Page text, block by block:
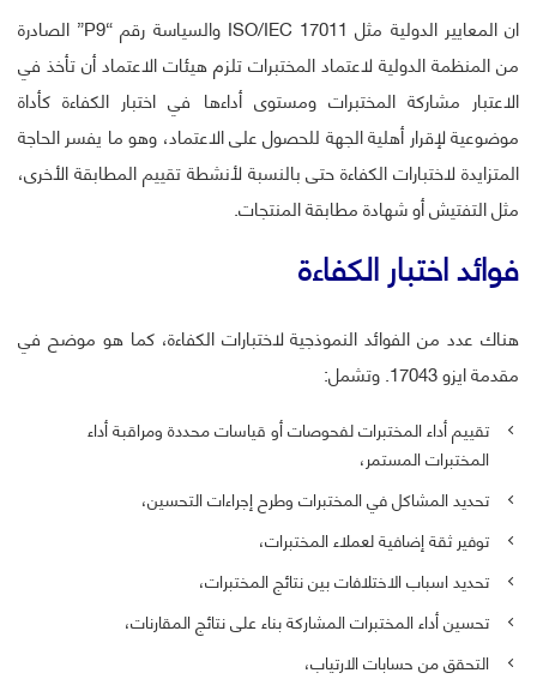
ان المعايير الدولية مثل ISO/IEC 17011 والسياسة رقم “P9” الصادرة
من المنظمة الدولية لاعتماد المختبرات تلزم هيئات الاعتماد أن تأخذ في
الاعتبار مشاركة المختبرات ومستوى أداءها في اختبار الكفاءة كأداة
موضوعية لإقرار أهلية الجهة للحصول على الاعتماد، وهو ما يفسر الحاجة
المتزايدة لاختبارات الكفاءة حتى بالنسبة لأنشطة تقييم المطابقة الأخرى،
مثل التفتيش أو شهادة مطابقة المنتجات.
فوائد اختبار الكفاءة
هناك عدد من الفوائد النموذجية لاختبارات الكفاءة، كما هو موضح في
مقدمة ايزو 17043. وتشمل:
تقييم أداء المختبرات لفحوصات أو قياسات محددة ومراقبة أداء
المختبرات المستمر،
تحديد المشاكل في المختبرات وطرح إجراءات التحسين،
توفير ثقة إضافية لعملاء المختبرات،
تحديد اسباب الاختلافات بين نتائج المختبرات،
تحسين أداء المختبرات المشاركة بناء على نتائج المقارنات،
التحقق من حسابات الارتياب،